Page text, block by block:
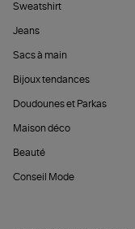
Sweatshirt
Jeans
Sacs à main
Bijoux tendances
Doudounes et Parkas
Maison déco
Beauté
Conseil Mode